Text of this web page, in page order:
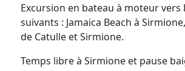
Excursion en bateau à moteur vers
suivants : Jamaica Beach à
de Catulle et Sirmione.
Temps libre à Sirmione et pause